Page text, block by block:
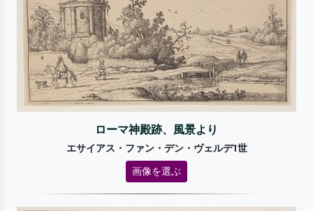
ローマ神殿跡、風景より
エサイアス・ファン・デン・ヴェルデ1世
画像を選ぶ